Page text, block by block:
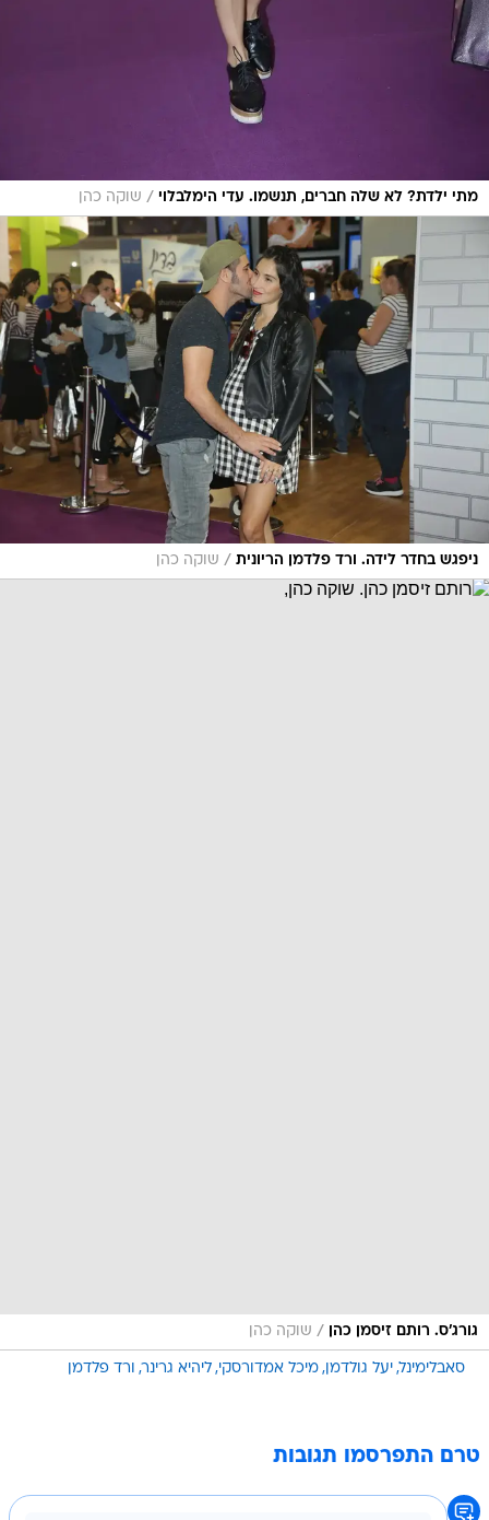
מתי ילדת? לא שלה חברים, תנשמו. עדי הימלבלוי / שוקה כהן
ניפגש בחדר לידה. ורד פלדמן הריונית / שוקה כהן
גורג'ס. רותם זיסמן כהן / שוקה כהן
סאבלימינל יעל גולדמן מיכל אמדורסקי ליהיא גרינר ורד פלדמן
טרם התפרסמו תגובות